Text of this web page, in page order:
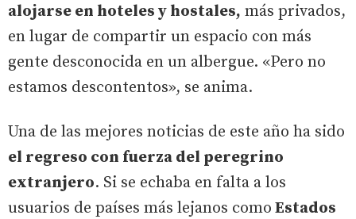
alojarse en hoteles y hostales, más privados,
en lugar de compartir un espacio con más
gente desconocida en un albergue. «Pero no
estamos descontentos», se anima.
Una de las mejores noticias de este año ha sido
el regreso con fuerza del peregrino
extranjero. Si se echaba en falta a los
usuarios de países más lejanos como Estados